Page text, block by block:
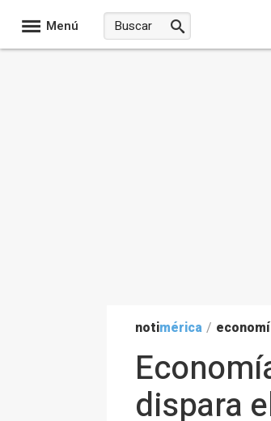
Menú
notimérica /
dispara